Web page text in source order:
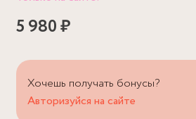
5 980 ₽
Хочешь получать бонусы?
Авторизуйся на сайте